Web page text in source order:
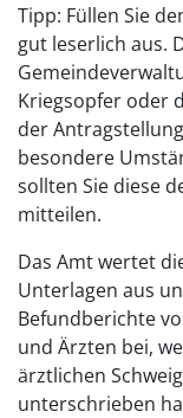
Tipp: Füllen Sie
gut leserlich aus.
Kriegsopfer oder
der
besondere
sollten Sie diese
mitteilen.
Das Amt wertet
Unterlagen aus
Befundberichte
und Ärzten bei,
ärztlichen
unterschrieben